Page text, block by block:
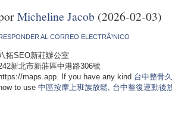
Micheline Jacob (2026-02-03)
AL CORREO ELECTRÃ³NICO
八拓SEO新莊辦公室
新北市新莊區中港路306號
maps.app. If you have any kind 台中整骨
to use 中區按摩上班族放鬆 台中整復運動後